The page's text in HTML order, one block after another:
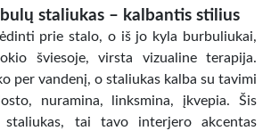
staliukas – kalbantis stilius
prie stalo, o iš jo kyla burbuliukai,
šviesoje, virsta vizualine terapija.
per vandenį, o staliukas kalba su tavimi
nuramina, linksmina, įkvepia. Šis
staliukas, tai tavo interjero akcentas